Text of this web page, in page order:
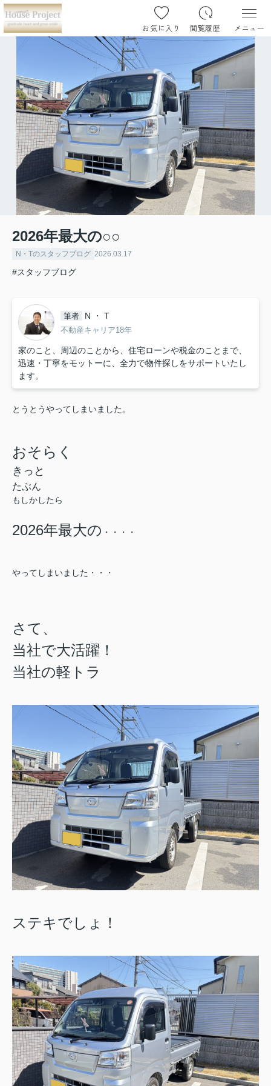
お気に入り 閲覧履歴 メニュー
2026年最大の○○
N・Tのスタッフブログ 2026.03.17
#スタッフブログ
筆者 N ・ T
不動産キャリア18年
家のこと、周辺のことから、住宅ローンや税金のことまで、
迅速・丁寧をモットーに、全力で物件探しをサポートいたし
ます。
とうとうやってしまいました。
おそらく
きっと
たぶん
もしかしたら
2026年最大の ・・・・
やってしまいました・・・
さて、
当社で大活躍！
当社の軽トラ
ステキでしょ！